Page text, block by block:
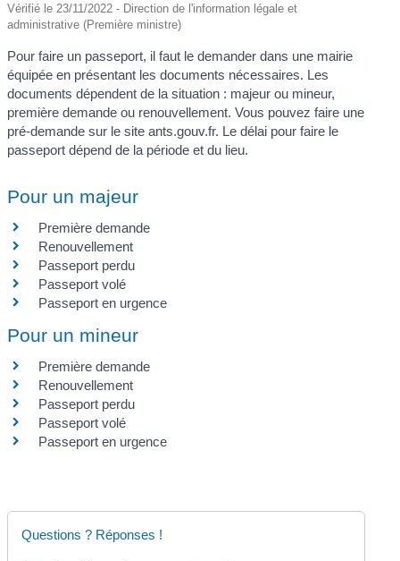
Vérifié le 23/11/2022 - Direction de l'information légale et
administrative (Première ministre)
Pour faire un passeport, il faut le demander dans une mairie
équipée en présentant les documents nécessaires. Les
documents dépendent de la situation : majeur ou mineur,
première demande ou renouvellement. Vous pouvez faire une
pré-demande sur le site ants.gouv.fr. Le délai pour faire le
passeport dépend de la période et du lieu.
Pour un majeur
Première demande
Renouvellement
Passeport perdu
Passeport volé
Passeport en urgence
Pour un mineur
Première demande
Renouvellement
Passeport perdu
Passeport volé
Passeport en urgence
Questions ? Réponses !